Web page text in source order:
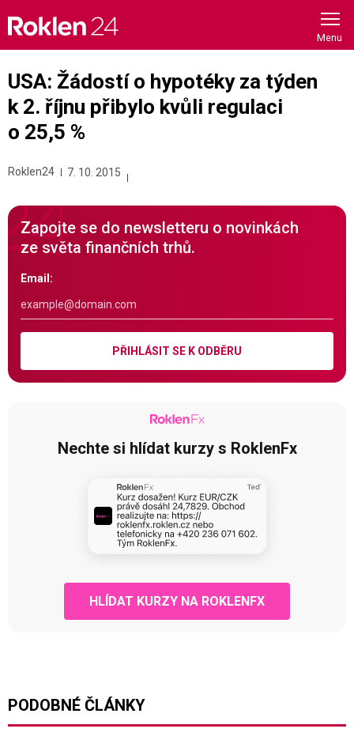
content
USA: Žádostí o hypotéky za týden
k 2. říjnu přibylo kvůli regulaci
o 25,5 %
Roklen24 7. 10. 2015
Zapojte se do newsletteru o novinkách
ze světa finančních trhů.
Email:
PŘIHLÁSIT SE K ODBĚRU
Nechte si hlídat kurzy s RoklenFx
HLÍDAT KURZY NA ROKLENFX
PODOBNÉ ČLÁNKY